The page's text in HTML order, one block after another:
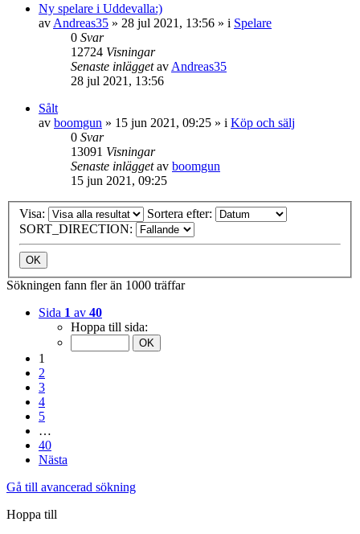
Ny spelare i Uddevalla:)
av Andreas35 » 28 jul 2021, 13:56 » i Spelare
0 Svar
12724 Visningar
Senaste inläggetav Andreas35
28 jul 2021, 13:56
Sålt
av boomgun » 15 jun 2021, 09:25 » i Köp och sälj
0 Svar
13091 Visningar
Senaste inläggetav boomgun
15 jun 2021, 09:25
Visa:
Sortera efter:
SORT_DIRECTION:
Sökningen fann fler än 1000 träffar
Sida 1 av 40
Hoppa till sida:
1
2
3
4
5
…
40
Nästa
Gå till avancerad sökning
Hoppa till